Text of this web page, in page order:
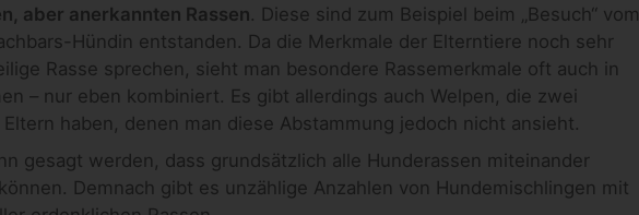
aber anerkannten Rassen. Diese sind zum Beispiel beim „Besuch“ vom
Hündin entstanden. Da die Merkmale der Elterntiere noch sehr
Rasse sprechen, sieht man besondere Rassemerkmale oft auch in
– nur eben kombiniert. Es gibt allerdings auch Welpen, die zwei
haben, denen man diese Abstammung jedoch nicht ansieht.
gesagt werden, dass grundsätzlich alle Hunderassen miteinander
Demnach gibt es unzählige Anzahlen von Hundemischlingen mit